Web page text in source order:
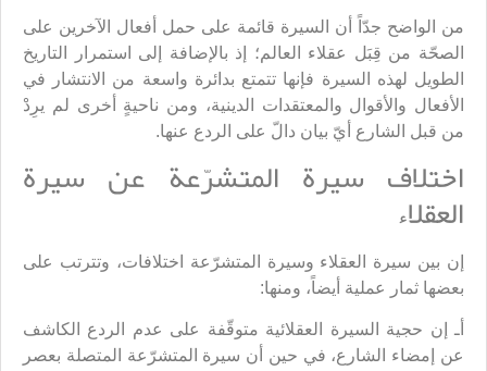
من الواضح جدّاً أن السيرة قائمة على حمل أفعال الآخرين على
الصحّة من قِبَل عقلاء العالم؛ إذ بالإضافة إلى استمرار التاريخ
الطويل لهذه السيرة فإنها تتمتع بدائرة واسعة من الانتشار في
الأفعال والأقوال والمعتقدات الدينية، ومن ناحيةٍ أخرى لم يرِدْ
من قبل الشارع أيّ بيان دالّ على الردع عنها.
اختلاف سيرة المتشرّعة عن سيرة
العقلاء
إن بين سيرة العقلاء وسيرة المتشرّعة اختلافات، وتترتب على
بعضها ثمار عملية أيضاً، ومنها:
أـ إن حجية السيرة العقلائية متوقّفة على عدم الردع الكاشف
عن إمضاء الشارع، في حين أن سيرة المتشرّعة المتصلة بعصر